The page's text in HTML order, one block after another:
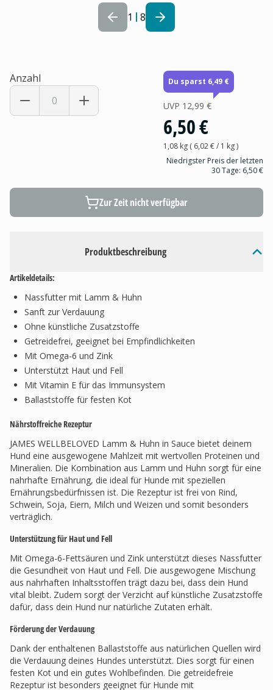
1 8
Produktbeschreibung
Artikeldetails:
Nassfutter mit Lamm & Huhn
Sanft zur Verdauung
Ohne künstliche Zusatzstoffe
Getreidefrei, geeignet bei Empfindlichkeiten
Mit Omega-6 und Zink
Unterstützt Haut und Fell
Mit Vitamin E für das Immunsystem
Ballaststoffe für festen Kot
Nährstoffreiche Rezeptur
JAMES WELLBELOVED Lamm & Huhn in Sauce bietet deinem
Hund eine ausgewogene Mahlzeit mit wertvollen Proteinen und
Mineralien. Die Kombination aus Lamm und Huhn sorgt für eine
nahrhafte Ernährung, die ideal für Hunde mit speziellen
Ernährungsbedürfnissen ist. Die Rezeptur ist frei von Rind,
Schwein, Soja, Eiern, Milch und Weizen und somit besonders
verträglich.
Unterstützung für Haut und Fell
Mit Omega-6-Fettsäuren und Zink unterstützt dieses Nassfutter
die Gesundheit von Haut und Fell. Die ausgewogene Mischung
aus nahrhaften Inhaltsstoffen trägt dazu bei, dass dein Hund
vital bleibt. Zudem sorgt der Verzicht auf künstliche Zusatzstoffe
dafür, dass dein Hund nur natürliche Zutaten erhält.
Förderung der Verdauung
Dank der enthaltenen Ballaststoffe aus natürlichen Quellen wird
die Verdauung deines Hundes unterstützt. Dies sorgt für einen
festen Kot und ein gutes Wohlbefinden. Die getreidefreie
Rezeptur ist besonders geeignet für Hunde mit
Anzahl Du sparst 6,49 €
UVP 12,99 €
6,50 €
1,08 kg( 6,02 €/ 1 kg)
Niedrigster Preis der letzten
30 Tage: 6,50 €
Zur Zeit nicht verfügbar